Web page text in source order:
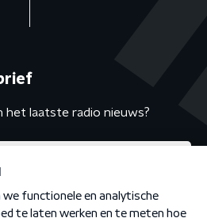
laatste radio nieuws?